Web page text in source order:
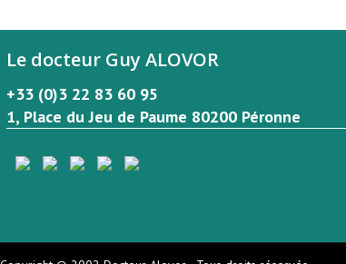
Le docteur Guy ALOVOR
+33 (0)3 22 83 60 95
1, Place du Jeu de Paume 80200 Péronne